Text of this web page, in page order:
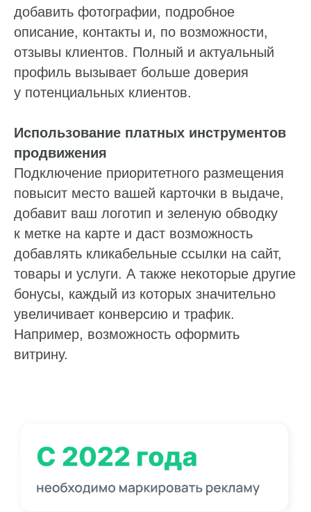
добавить фотографии, подробное
описание, контакты и, по возможности,
отзывы клиентов. Полный и актуальный
профиль вызывает больше доверия
у потенциальных клиентов.
Использование платных инструментов
продвижения
Подключение приоритетного размещения
повысит место вашей карточки в выдаче,
добавит ваш логотип и зеленую обводку
к метке на карте и даст возможность
добавлять кликабельные ссылки на сайт,
товары и услуги. А также некоторые другие
бонусы, каждый из которых значительно
увеличивает конверсию и трафик.
Например, возможность оформить
витрину.